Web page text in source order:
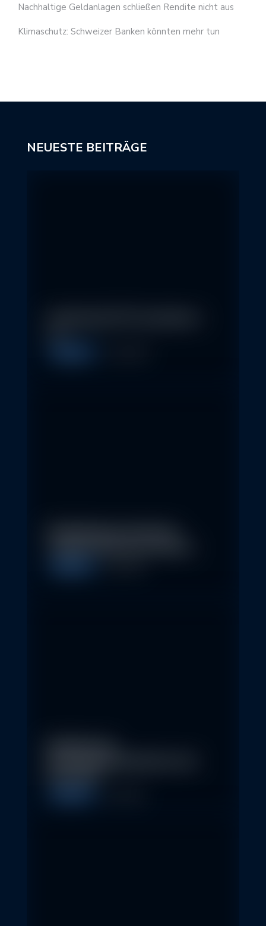
Nachhaltige Geldanlagen schließen Rendite nicht aus
Klimaschutz: Schweizer Banken könnten mehr tun
NEUESTE BEITRÄGE